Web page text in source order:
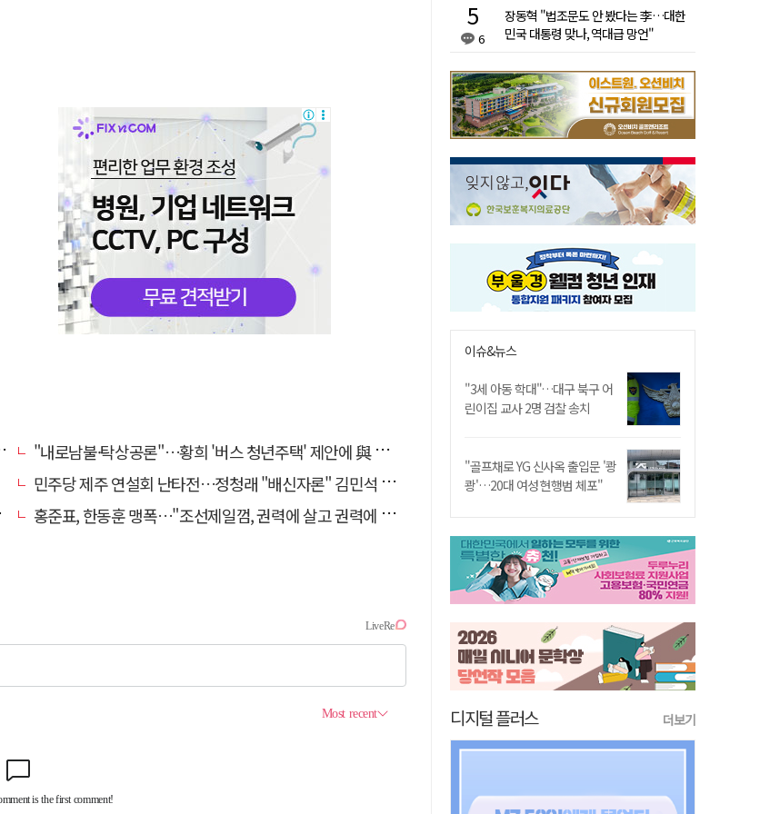
"내로남불·탁상공론"…황희 '버스 청년주택' 제안에 與 내부서도 쓴소리
민주당 제주 연설회 난타전…정청래 "배신자론" 김민석 "관리 무능"
홍준표, 한동훈 맹폭…"조선제일껌, 권력에 살고 권력에 죽었다"
6
장동혁 "법조문도 안 봤다는 李…대한
민국 대통령 맞나, 역대급 망언"
이슈&뉴스
"3세 아동 학대"…대구 북구 어
린이집 교사 2명 검찰 송치
"골프채로 YG 신사옥 출입문 '쾅
쾅'…20대 여성 현행범 체포"
디지털 플러스 더보기